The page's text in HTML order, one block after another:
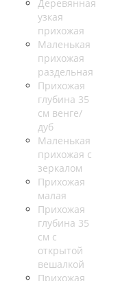
Деревянная
узкая
прихожая
Маленькая
прихожая
раздельная
Прихожая
глубина 35
см венге/
дуб
Маленькая
прихожая с
зеркалом
Прихожая
малая
Прихожая
глубина 35
см с
открытой
вешалкой
Прихожая